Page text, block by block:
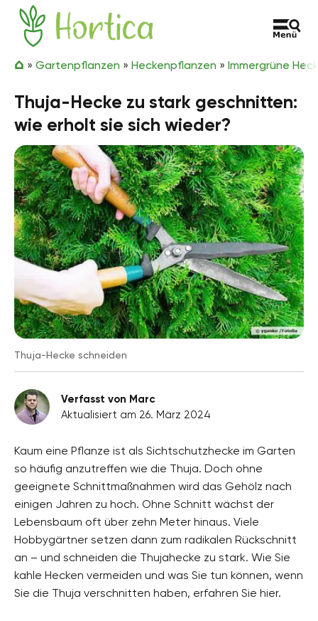
Zum Inhalt springen
Hortica
» Gartenpflanzen » Heckenpflanzen » Immergrüne
Thuja-Hecke zu stark geschnitten:
wie erholt sie sich wieder?
Thuja-Hecke schneiden
Verfasst von Marc
Aktualisiert am 26. März 2024
Kaum eine Pflanze ist als Sichtschutzhecke im Garten
so häufig anzutreffen wie die Thuja. Doch ohne
geeignete Schnittmaßnahmen wird das Gehölz nach
einigen Jahren zu hoch. Ohne Schnitt wächst der
Lebensbaum oft über zehn Meter hinaus. Viele
Hobbygärtner setzen dann zum radikalen Rückschnitt
an – und schneiden die Thujahecke zu stark. Wie Sie
kahle Hecken vermeiden und was Sie tun können, wenn
Sie die Thuja verschnitten haben, erfahren Sie hier.